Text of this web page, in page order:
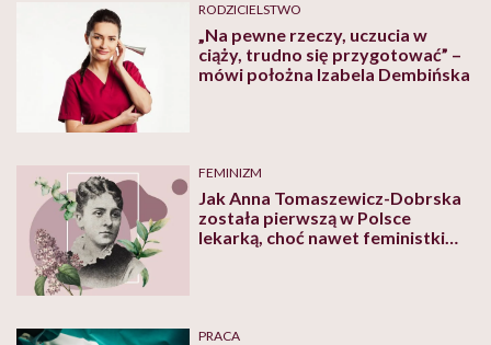
RODZICIELSTWO
„Na pewne rzeczy, uczucia w
ciąży, trudno się przygotować” –
mówi położna Izabela Dembińska
FEMINIZM
Jak Anna Tomaszewicz-Dobrska
została pierwszą w Polsce
lekarką, choć nawet feministki
PRACA